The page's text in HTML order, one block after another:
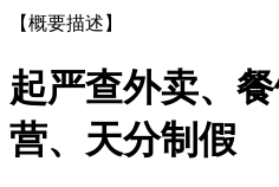
【概要描述】
起严查外卖、
营、天分制假